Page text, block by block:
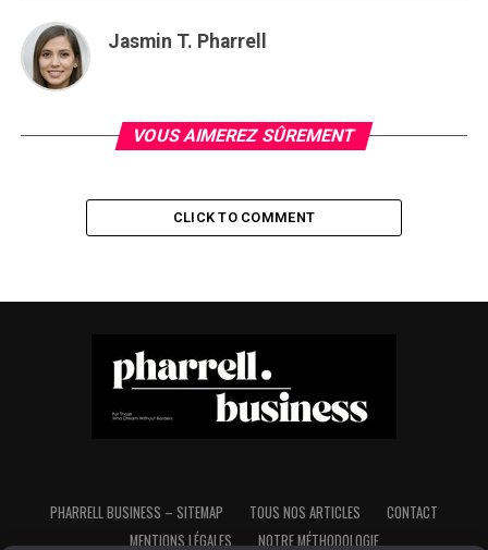
Jasmin T. Pharrell
VOUS AIMEREZ SÛREMENT
CLICK TO COMMENT
PHARRELL BUSINESS – SITEMAP TOUS NOS ARTICLES
CONTACT
MENTIONS LÉGALES
NOTRE MÉTHODOLOGIE